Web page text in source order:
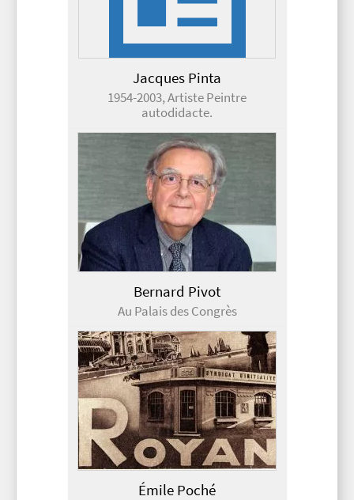
Jacques Pinta
1954-2003, Artiste Peintre
autodidacte.
Bernard Pivot
Au Palais des Congrès
Émile Poché